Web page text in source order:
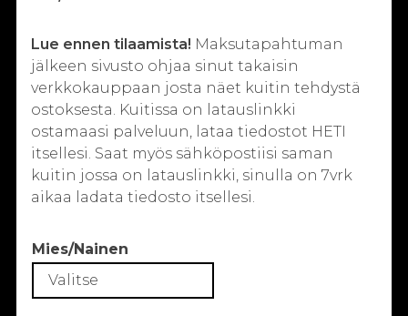
Lue ennen tilaamista! Maksutapahtuman
jälkeen sivusto ohjaa sinut takaisin
verkkokauppaan josta näet kuitin tehdystä
ostoksesta. Kuitissa on latauslinkki
ostamaasi palveluun, lataa tiedostot HETI
itsellesi. Saat myös sähköpostiisi saman
kuitin jossa on latauslinkki, sinulla on 7vrk
aikaa ladata tiedosto itsellesi.
Mies/Nainen